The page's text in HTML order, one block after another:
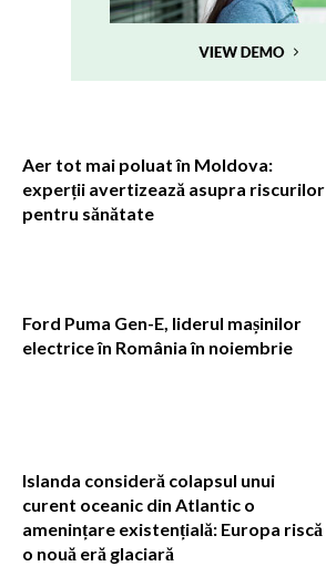
Aer tot mai poluat în Moldova:
experții avertizează asupra riscurilor
pentru sănătate
Ford Puma Gen-E, liderul mașinilor
electrice în România în noiembrie
Islanda consideră colapsul unui
curent oceanic din Atlantic o
amenințare existențială: Europa riscă
o nouă eră glaciară